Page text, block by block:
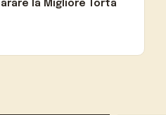
la Migliore Torta